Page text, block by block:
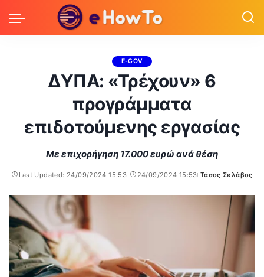
E-GOV
ΔΥΠΑ: «Τρέχουν» 6
προγράμματα
επιδοτούμενης εργασίας
Με επιχορήγηση 17.000 ευρώ ανά θέση
Last Updated: 24/09/2024 15:53 24/09/2024 15:53
Posted
Τάσος Σκλάβος